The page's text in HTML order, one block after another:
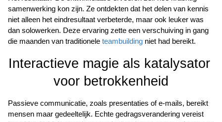
samenwerking kon zijn. Ze ontdekten dat het delen van kennis
niet alleen het eindresultaat verbeterde, maar ook leuker was
dan solowerken. Deze ervaring zette een verschuiving in gang
die maanden van traditionele teambuilding niet had bereikt.
Interactieve magie als katalysator
voor betrokkenheid
Passieve communicatie, zoals presentaties of e-mails, bereikt
mensen maar gedeeltelijk. Echte gedragsverandering vereist